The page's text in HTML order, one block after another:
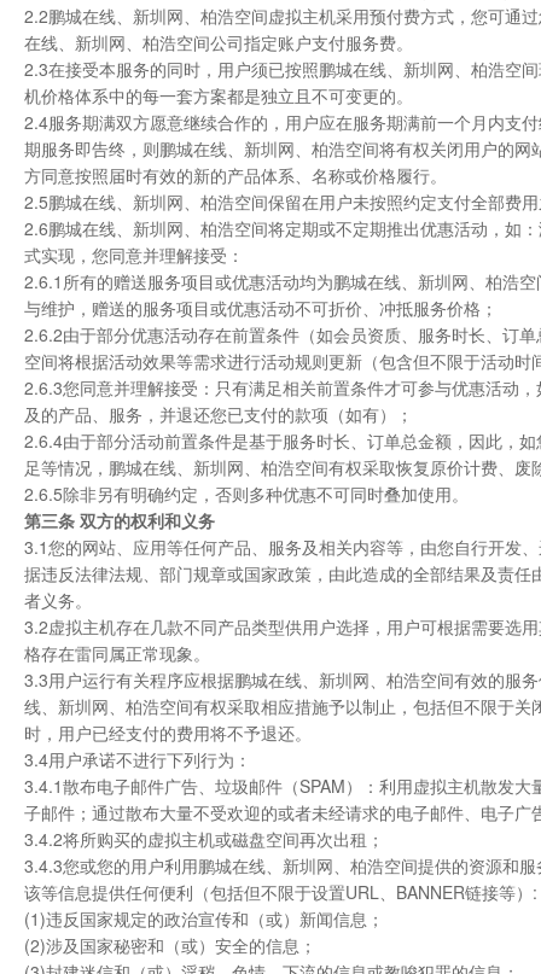
2.2鹏城在线、新圳网、柏浩空间虚拟主机采用预付费方式，您可通
在线、新圳网、柏浩空间公司指定账户支付服务费。
2.3在接受本服务的同时，用户须已按照鹏城在线、新圳网、柏浩空
机价格体系中的每一套方案都是独立且不可变更的。
2.4服务期满双方愿意继续合作的，用户应在服务期满前一个月内支
期服务即告终，则鹏城在线、新圳网、柏浩空间将有权关闭用户的
方同意按照届时有效的新的产品体系、名称或价格履行。
2.5鹏城在线、新圳网、柏浩空间保留在用户未按照约定支付全部费
2.6鹏城在线、新圳网、柏浩空间将定期或不定期推出优惠活动，如
式实现，您同意并理解接受：
2.6.1所有的赠送服务项目或优惠活动均为鹏城在线、新圳网、柏浩
与维护，赠送的服务项目或优惠活动不可折价、冲抵服务价格；
2.6.2由于部分优惠活动存在前置条件（如会员资质、服务时长、订
空间将根据活动效果等需求进行活动规则更新（包含但不限于活动
2.6.3您同意并理解接受：只有满足相关前置条件才可参与优惠活动
及的产品、服务，并退还您已支付的款项（如有）；
2.6.4由于部分活动前置条件是基于服务时长、订单总金额，因此，
足等情况，鹏城在线、新圳网、柏浩空间有权采取恢复原价计费、
2.6.5除非另有明确约定，否则多种优惠不可同时叠加使用。
第三条 双方的权利和义务
3.1您的网站、应用等任何产品、服务及相关内容等，由您自行开发
据违反法律法规、部门规章或国家政策，由此造成的全部结果及责
者义务。
3.2虚拟主机存在几款不同产品类型供用户选择，用户可根据需要选
格存在雷同属正常现象。
3.3用户运行有关程序应根据鹏城在线、新圳网、柏浩空间有效的服
线、新圳网、柏浩空间有权采取相应措施予以制止，包括但不限于
时，用户已经支付的费用将不予退还。
3.4用户承诺不进行下列行为：
3.4.1散布电子邮件广告、垃圾邮件（SPAM）：利用虚拟主机散发
子邮件；通过散布大量不受欢迎的或者未经请求的电子邮件、电子
3.4.2将所购买的虚拟主机或磁盘空间再次出租；
3.4.3您或您的用户利用鹏城在线、新圳网、柏浩空间提供的资源和
该等信息提供任何便利（包括但不限于设置URL、BANNER链接等）:
(1)违反国家规定的政治宣传和（或）新闻信息；
(2)涉及国家秘密和（或）安全的信息；